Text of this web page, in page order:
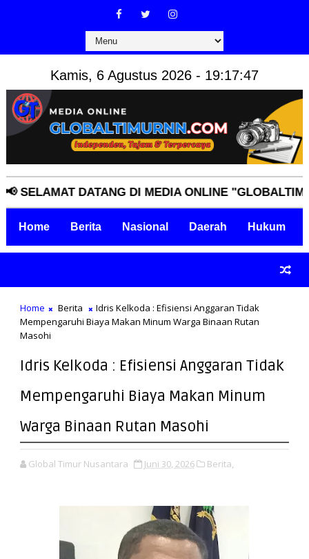
Kamis, 6 Agustus 2026 - 19:17:48
DATANG DI MEDIA ONLINE
Home Berita Nasional Daerah Hukum
Home Berita
Idris Kelkoda : Efisiensi Anggaran Tidak
Mempengaruhi Biaya Makan Minum Warga Binaan Rutan
Masohi
Idris Kelkoda : Efisiensi Anggaran Tidak
Mempengaruhi Biaya Makan Minum
Warga Binaan Rutan Masohi
Global Timur Nusantara Juni 30, 2026 Berita,